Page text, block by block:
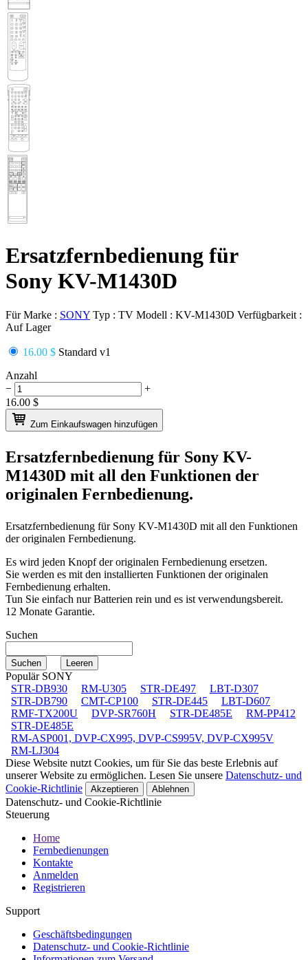
Ersatzfernbedienung für
Sony KV-M1430D
Für Marke : SONY Typ : TV Modell : KV-M1430D Verfügbarkeit :
Auf Lager
16.00 $ Standard v1
Anzahl
−
+
16.00 $
Zum Einkaufswagen hinzufügen
Ersatzfernbedienung für Sony KV-
M1430D mit all den Funktionen der
originalen Fernbedienung.
Ersatzfernbedienung fürSony KV-M1430D mit all den Funktionen
der originalen Fernbedienung.
Es wird jeden Knopf der originalen Fernbedienung ersetzen.
Sie werden es mit den installierten Funktionen der originalen
Fernbedienung erhalten.
Tun Sie einfach nur Batterien rein und es ist verwendungsbereit.
12 Monate Garantie.
Suchen
Populär SONY
STR-DB930
RM-U305 STR-DE497
LBT-D307
STR-DB790
CMT-CP100 STR-DE445
LBT-D607
RMF-TX200U
DVP-SR760H STR-DE485E
RM-PP412
STR-DE485E
RM-ASP001, DVP-CX995, DVP-CS995V, DVP-CX995V
RM-LJ304
Diese Website nutzt Cookies, um für Sie das beste Erlebnis auf
unserer Website zu ermöglichen. Lesen Sie unsere Datenschutz- und
Cookie-Richtlinie
Akzeptieren Ablehnen
Datenschutz- und Cookie-Richtlinie
Steuerung
Home
Fernbedienungen
Kontakte
Anmelden
Registrieren
Support
Geschäftsbedingungen
Datenschutz- und Cookie-Richtlinie